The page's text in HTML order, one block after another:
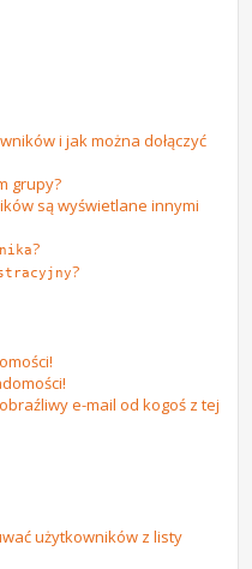
i jak można dołączyć
grupy?
są wyświetlane innymi
?
?
e-mail od kogoś z tej
użytkowników z listy